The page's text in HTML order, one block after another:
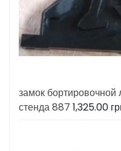
замок
стенда 887 1,325.00